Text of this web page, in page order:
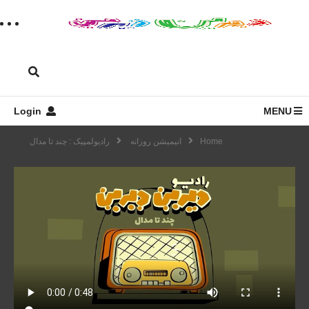
MENU
Home انیمیشن روزانه رادیولمپیک : چند تا مدال